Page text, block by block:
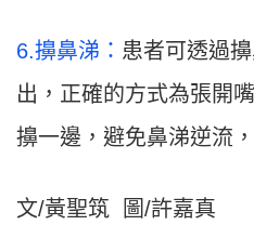
6.擤鼻涕： 患者可透過
出，正確的方式為張開
擤一邊，避免鼻涕逆流
文/黃聖筑 圖/許嘉真